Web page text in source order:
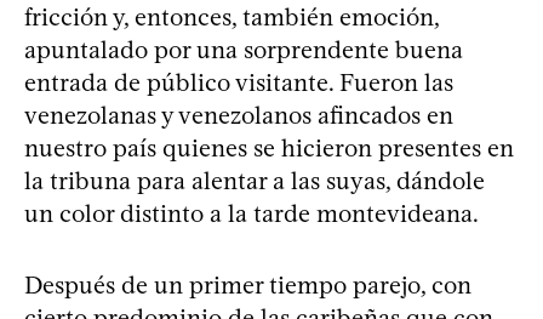
fricción y, entonces, también emoción,
apuntalado por una sorprendente buena
entrada de público visitante. Fueron las
venezolanas y venezolanos afincados en
nuestro país quienes se hicieron presentes en
la tribuna para alentar a las suyas, dándole
un color distinto a la tarde montevideana.
Después de un primer tiempo parejo, con